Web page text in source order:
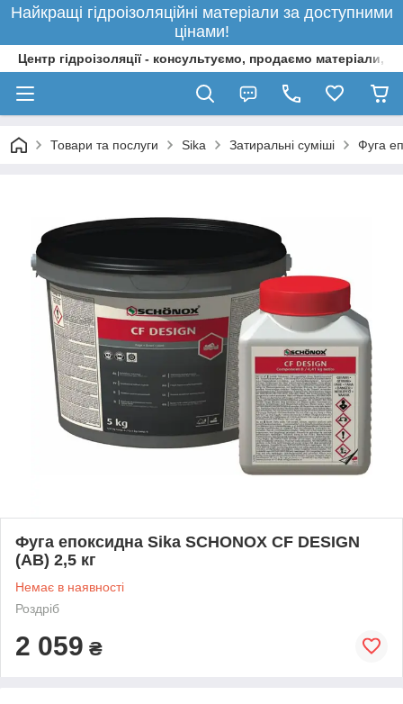
Найкращі гідроізоляційні матеріали за доступними
цінами!
Центр гідроізоляції - консультуємо, продаємо матеріали,
Товари та послуги Sika Затиральні суміші Фуга
Фуга епоксидна Sika SCHONOX CF DESIGN
(AB) 2,5 кг
Немає в наявності
Роздріб
2 059 ₴